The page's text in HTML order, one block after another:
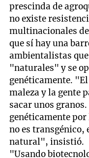
prescinda de
no existe
multinacionales
que sí hay una
ambientalistas
"naturales" y se
genéticamente.
maleza y la gente
sacar unos
genéticamente
no es transgénico,
natural", insistió.
"Usando